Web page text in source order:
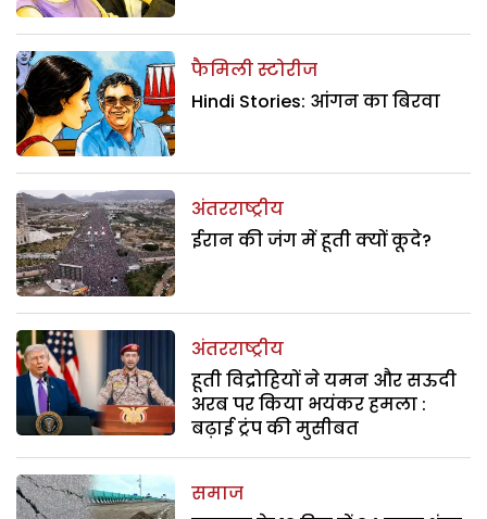
फैमिली स्टोरीज
Hindi Stories: आंगन का बिरवा
अंतरराष्ट्रीय
ईरान की जंग में हूती क्यों कूदे?
अंतरराष्ट्रीय
हूती विद्रोहियों ने यमन और सऊदी
अरब पर किया भयंकर हमला :
बढ़ाई ट्रंप की मुसीबत
समाज